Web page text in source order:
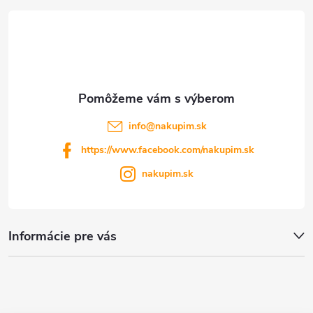
Informácie pre vás
info@nakupim.sk
https://www.facebook.com/nakupim.sk
nakupim.sk